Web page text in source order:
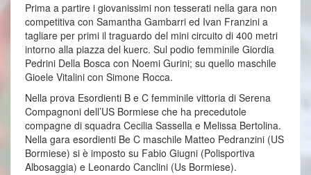
Prima a partire i giovanissimi non tesserati nella gara non
competitiva con Samantha Gambarri ed Ivan Franzini a
tagliare per primi il traguardo del mini circuito di 400 metri
intorno alla piazza del kuerc. Sul podio femminile Giordia
Pedrini Della Bosca con Noemi Gurini; su quello maschile
Gioele Vitalini con Simone Rocca.
Nella prova Esordienti B e C femminile vittoria di Serena
Compagnoni dell’US Bormiese che ha precedutole
compagne di squadra Cecilia Sassella e Melissa Bertolina.
Nella gara esordienti Be C maschile Matteo Pedranzini (US
Bormiese) si è imposto su Fabio Giugni (Polisportiva
Albosaggia) e Leonardo Canclini (Us Bormiese).